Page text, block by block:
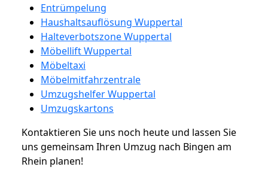
Entrümpelung
Haushaltsauflösung Wuppertal
Halteverbotszone Wuppertal
Möbellift Wuppertal
Möbeltaxi
Möbelmitfahrzentrale
Umzugshelfer Wuppertal
Umzugskartons
Kontaktieren Sie uns noch heute und lassen Sie
uns gemeinsam Ihren Umzug nach Bingen am
Rhein planen!